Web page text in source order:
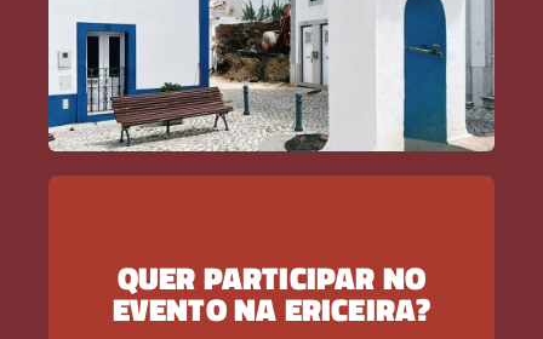
QUER PARTICIPAR NO
EVENTO NA ERICEIRA?